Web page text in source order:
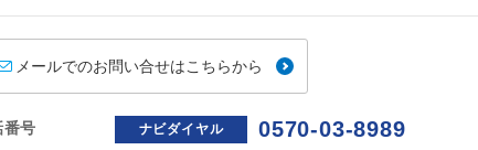
メールでのお問い合せはこちらから
番号 ナビダイヤル 0570-03-8989
おひとり様バス2席利用